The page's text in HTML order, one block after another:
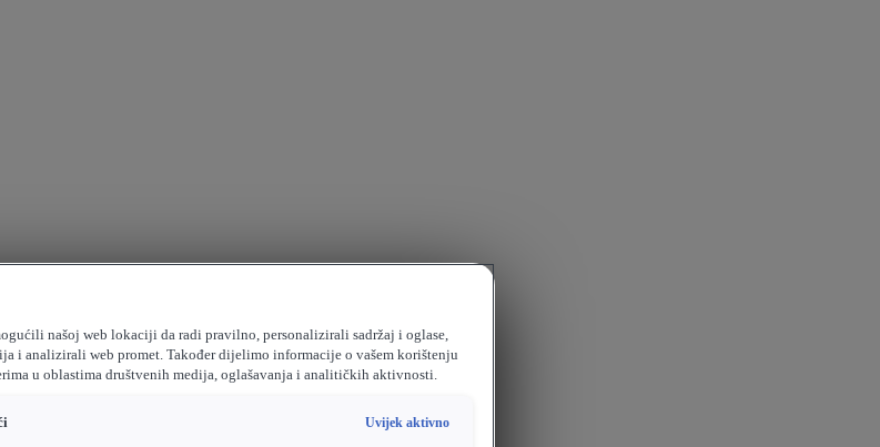
našoj web lokaciji da radi pravilno, personalizirali sadržaj i oglase,
i analizirali web promet. Također dijelimo informacije o vašem korištenju
u oblastima društvenih medija, oglašavanja i analitičkih aktivnosti.
Uvijek aktivno